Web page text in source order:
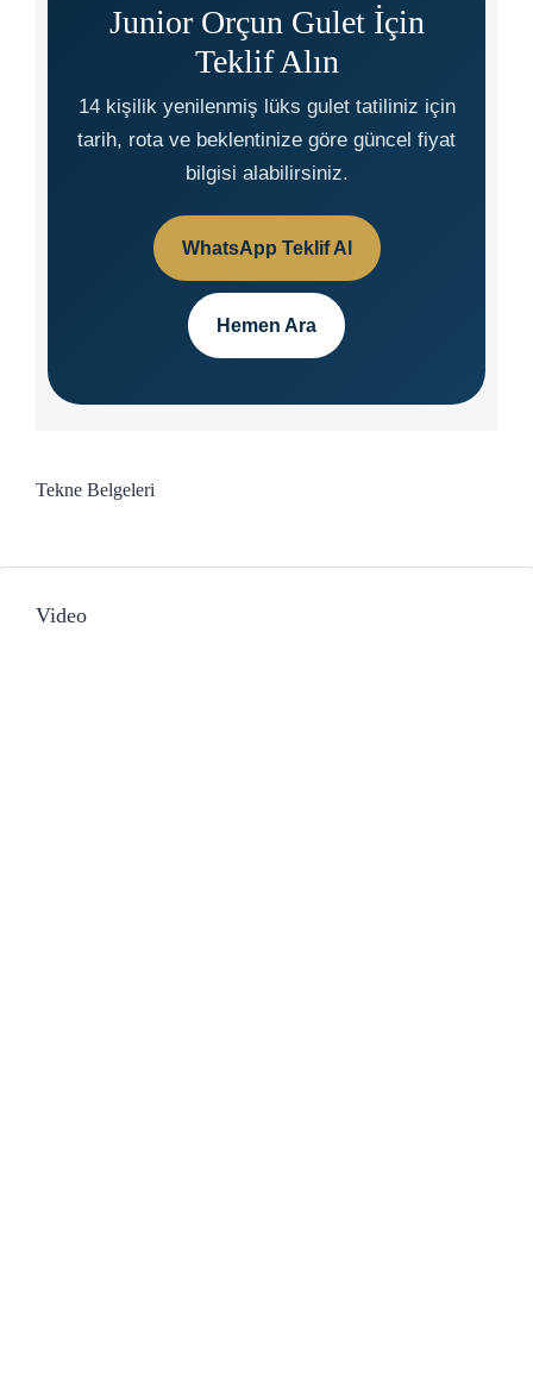
Junior Orçun Gulet İçin
Teklif Alın
14 kişilik yenilenmiş lüks gulet tatiliniz için
tarih, rota ve beklentinize göre güncel fiyat
bilgisi alabilirsiniz.
WhatsApp Teklif Al
Hemen Ara
Tekne Belgeleri
Video